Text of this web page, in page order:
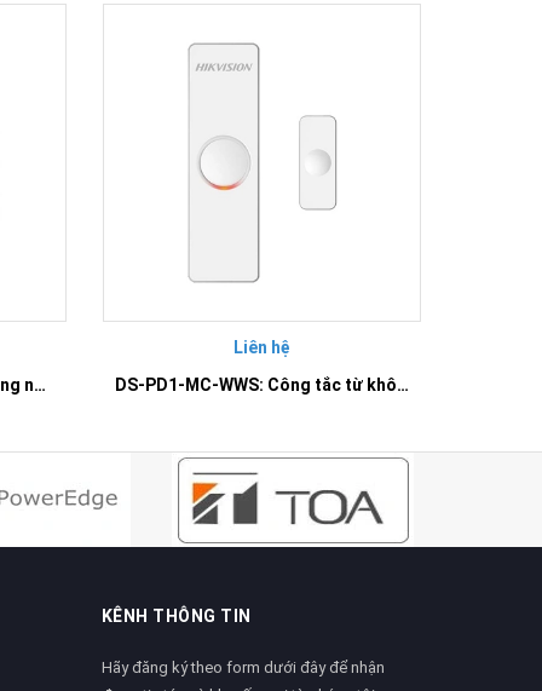
DS-PD2-P10P-W: Cảm biến hồng ngoại trong nhà không dây
Liên hệ
DS-PD1-MC-WWS: Công tắc từ không dây
KÊNH THÔNG TIN
Hãy đăng ký theo form dưới đây để nhận